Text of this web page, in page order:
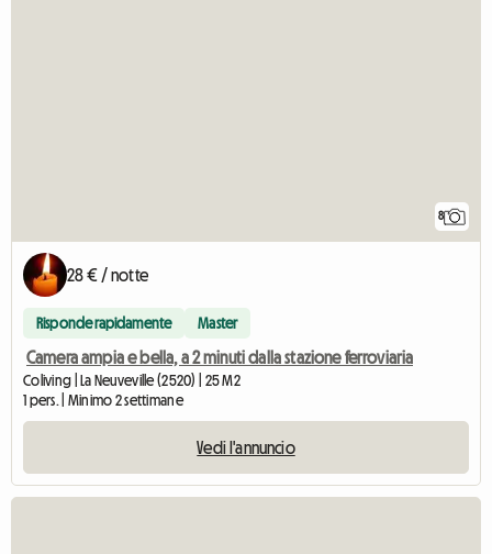
8
28 € / notte
Risponde rapidamente Master
Camera ampia e bella, a 2 minuti dalla stazione ferroviaria
Coliving | La Neuveville (2520) | 25 M2
1 pers. | Minimo 2 settimane
Vedi l'annuncio